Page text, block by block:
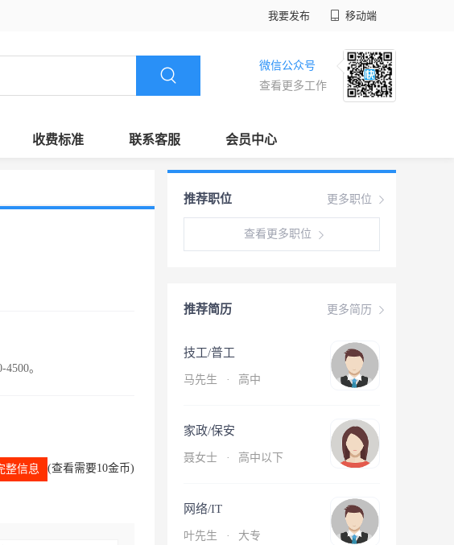
我要发布 移动端
微信公众号
查看更多工作
收费标准 联系客服 会员中心
。
整信息 (查看需要10金币)
更多职位
推荐职位
查看更多职位
更多简历
推荐简历
技工/普工
马先生 · 高中
家政/保安
聂女士 · 高中以下
网络/IT
叶先生 · 大专